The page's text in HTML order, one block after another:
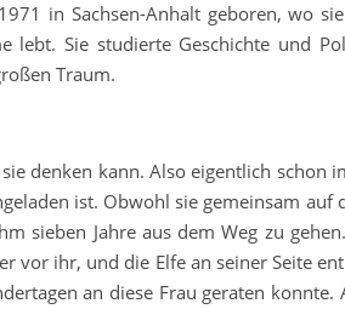
in Sachsen-Anhalt geboren, wo
lebt. Sie studierte Geschichte und
Traum.
denken kann. Also eigentlich
ist. Obwohl sie gemeinsam auf
sieben Jahre aus dem Weg zu
vor ihr, und die Elfe an seiner Seite
an diese Frau geraten